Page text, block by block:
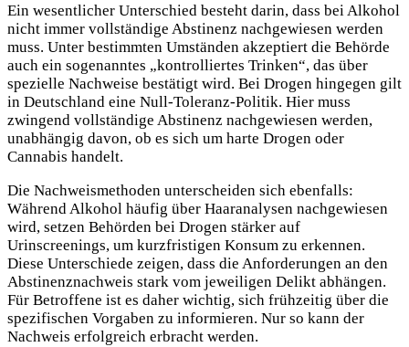
Ein wesentlicher Unterschied besteht darin, dass bei Alkohol
nicht immer vollständige Abstinenz nachgewiesen werden
muss. Unter bestimmten Umständen akzeptiert die Behörde
auch ein sogenanntes „kontrolliertes Trinken“, das über
spezielle Nachweise bestätigt wird. Bei Drogen hingegen gilt
in Deutschland eine Null-Toleranz-Politik. Hier muss
zwingend vollständige Abstinenz nachgewiesen werden,
unabhängig davon, ob es sich um harte Drogen oder
Cannabis handelt.
Die Nachweismethoden unterscheiden sich ebenfalls:
Während Alkohol häufig über Haaranalysen nachgewiesen
wird, setzen Behörden bei Drogen stärker auf
Urinscreenings, um kurzfristigen Konsum zu erkennen.
Diese Unterschiede zeigen, dass die Anforderungen an den
Abstinenznachweis stark vom jeweiligen Delikt abhängen.
Für Betroffene ist es daher wichtig, sich frühzeitig über die
spezifischen Vorgaben zu informieren. Nur so kann der
Nachweis erfolgreich erbracht werden.